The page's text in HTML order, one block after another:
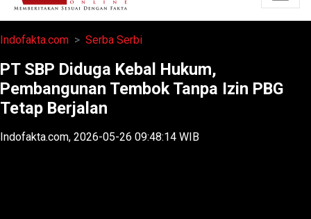
Indofakta.com Serba Serbi
PT SBP Diduga Kebal Hukum,
Pembangunan Tembok Tanpa Izin PBG
Tetap Berjalan
Indofakta.com, 2026-05-26 09:48:14 WIB